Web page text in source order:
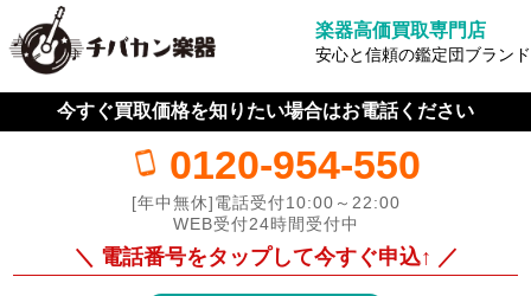
楽器高価買取専門店
安心と信頼の鑑定団ブランド
今すぐ買取価格を知りたい場合はお電話ください
0120-954-550
[年中無休]電話受付10:00～22:00
WEB受付24時間受付中
＼ 電話番号をタップして今すぐ申込↑ ／